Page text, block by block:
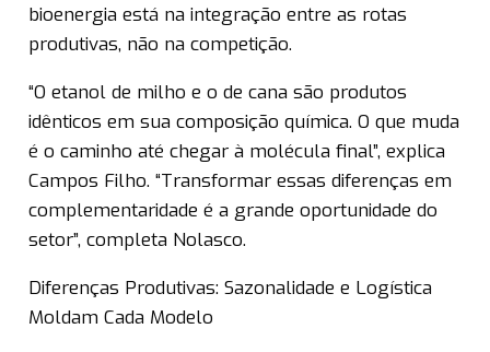
bioenergia está na integração entre as rotas
produtivas, não na competição.
“O etanol de milho e o de cana são produtos
idênticos em sua composição química. O que muda
é o caminho até chegar à molécula final”, explica
Campos Filho. “Transformar essas diferenças em
complementaridade é a grande oportunidade do
setor”, completa Nolasco.
Diferenças Produtivas: Sazonalidade e Logística
Moldam Cada Modelo